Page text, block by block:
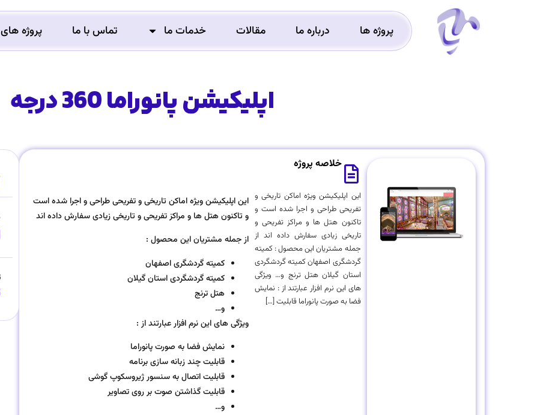
پروژه ها درباره ما مقالات خدمات ما تماس با ما پروژه
اپلیکیشن پانوراما 360 درجه
خلاصه پروژه
این اپلیکیشن ویژه اماکن تاریخی و
تفریحی طراحی و اجرا شده است و
تاکنون هتل ها و مراکز تفریحی و
تاریخی زیادی سفارش داده اند از
جمله مشتریان این محصول : کمیته
گردشگری اصفهان کمیته گردشگردی
استان گیلان هتل ترنج و… ویژگی
های این نرم افزار عبارتند از : نمایش
فضا به صورت پانوراما قابلیت […]
این اپلیکیشن ویژه اماکن تاریخی و تفریحی طراحی و اجرا شده است
و تاکنون هتل ها و مراکز تفریحی و تاریخی زیادی سفارش داده اند
از جمله مشتریان این محصول :
کمیته گردشگری اصفهان
کمیته گردشگردی استان گیلان
هتل ترنج
و…
ویژگی های این نرم افزار عبارتند از :
نمایش فضا به صورت پانوراما
قابلیت چند زبانه سازی برنامه
قابلیت اتصال به سنسور ژیروسکوپ گوشی
قابلیت گذاشتن صوت بر روی تصاویر
و…